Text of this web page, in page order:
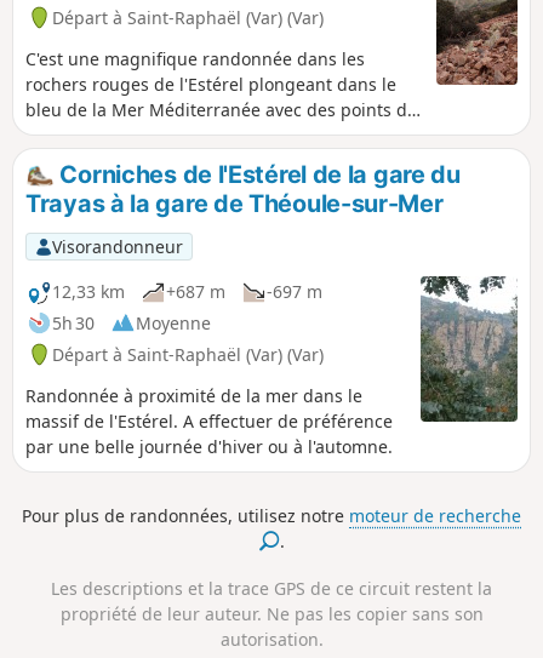
Départ à Saint-Raphaël (Var) (Var)
C'est une magnifique randonnée dans les
rochers rouges de l'Estérel plongeant dans le
bleu de la Mer Méditerranée avec des points de
vue extraordinaires.
Corniches de l'Estérel de la gare du
Trayas à la gare de Théoule-sur-Mer
Visorandonneur
12,33 km
+687 m
-697 m
5h 30
Moyenne
Départ à Saint-Raphaël (Var) (Var)
Randonnée à proximité de la mer dans le
massif de l'Estérel. A effectuer de préférence
par une belle journée d'hiver ou à l'automne.
Pour plus de randonnées, utilisez notre moteur de recherche
.
Les descriptions et la trace GPS de ce circuit restent la
propriété de leur auteur. Ne pas les copier sans son
autorisation.